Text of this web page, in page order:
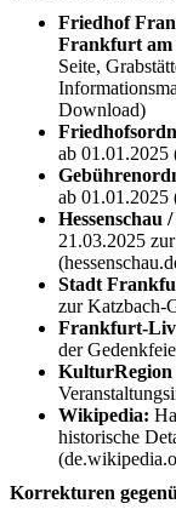
Friedhof
Frankfurt am
Seite,
Download)
ab
ab
Hessenschau
21.03.2025
Stadt
zur Katzbach-
Frankfurt-
der
Wikipedia:
historische
Korrekturen